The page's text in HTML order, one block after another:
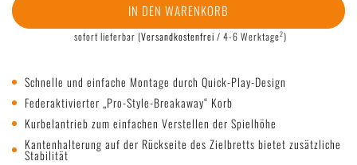
IN DEN WARENKORB
sofort lieferbar (Versandkostenfrei / 4-6 Werktage2)
Schnelle und einfache Montage durch Quick-Play-Design
Federaktivierter „Pro-Style-Breakaway“ Korb
Kurbelantrieb zum einfachen Verstellen der Spielhöhe
Kantenhalterung auf der Rückseite des Zielbretts bietet zusätzliche
Stabilität